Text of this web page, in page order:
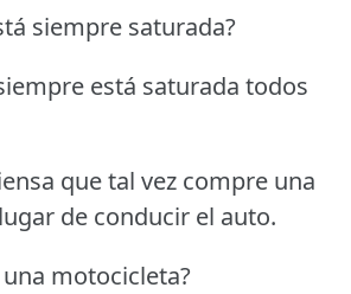
siempre saturada?
está saturada todos
que tal vez compre una
de conducir el auto.
motocicleta?